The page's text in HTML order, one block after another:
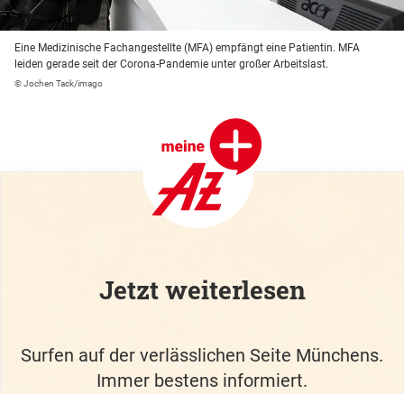
Eine Medizinische Fachangestellte (MFA) empfängt eine Patientin. MFA
leiden gerade seit der Corona-Pandemie unter großer Arbeitslast.
© Jochen Tack/imago
Jetzt weiterlesen
Surfen auf der verlässlichen Seite Münchens.
Immer bestens informiert.